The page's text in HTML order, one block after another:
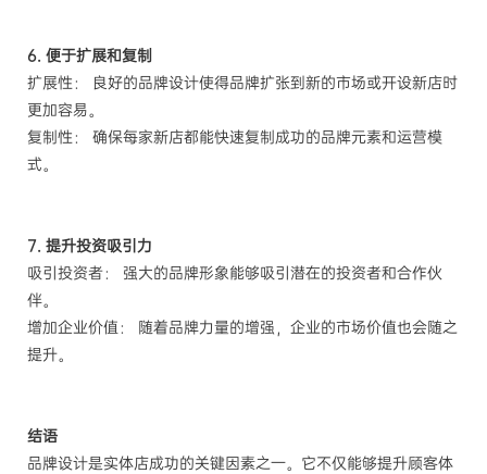
6. 便于扩展和复制
扩展性： 良好的品牌设计使得品牌扩张到新的市场或开设新店时
更加容易。
复制性： 确保每家新店都能快速复制成功的品牌元素和运营模
式。
7. 提升投资吸引力
吸引投资者： 强大的品牌形象能够吸引潜在的投资者和合作伙
伴。
增加企业价值： 随着品牌力量的增强，企业的市场价值也会随之
提升。
结语
品牌设计是实体店成功的关键因素之一。它不仅能够提升顾客体